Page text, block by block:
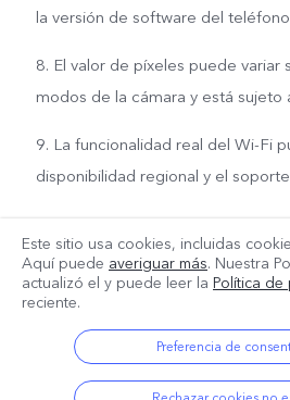
la versión de software del
8. El valor de píxeles puede variar
modos de la cámara y está sujeto
9. La funcionalidad real del Wi-Fi
disponibilidad regional y el
Este sitio usa cookies, incluidas
Aquí puede averiguar más. Nuestra
actualizó el y puede leer la Política
reciente.
Preferencia de